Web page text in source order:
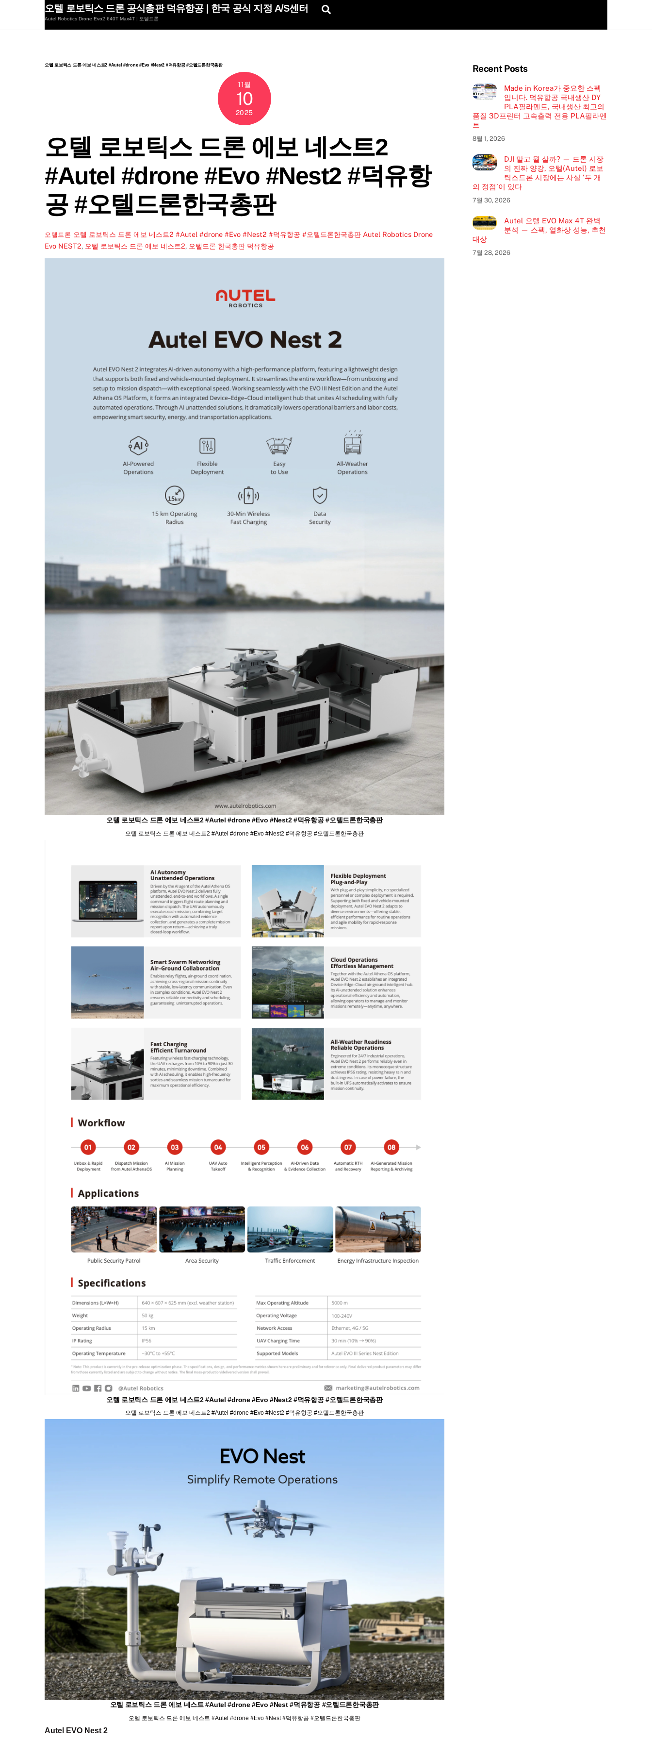
오텔 로보틱스 드론 공식총판 덕유항공 | 한국 공식 지정 A/S센터
Autel Robotics Drone Evo2 640T Max4T | 오텔드론
오텔 로보틱스 드론 에보 네스트2 #Autel #drone #Evo #Nest2 #덕유항공 #오텔드론한국총판
11월
10
2025
오텔 로보틱스 드론 에보 네스트2
#Autel #drone #Evo #Nest2 #덕유항
공 #오텔드론한국총판
오텔드론 오텔 로보틱스 드론 에보 네스트2 #Autel #drone #Evo #Nest2 #덕유항공 #오텔드론한국총판 Autel Robotics Drone
Evo NEST2, 오텔 로보틱스 드론 에보 네스트2, 오텔드론 한국총판 덕유항공
오텔 로보틱스 드론 에보 네스트2 #Autel #drone #Evo #Nest2 #덕유항공 #오텔드론한국총판
오텔 로보틱스 드론 에보 네스트2 #Autel #drone #Evo #Nest2 #덕유항공 #오텔드론한국총판
오텔 로보틱스 드론 에보 네스트2 #Autel #drone #Evo #Nest2 #덕유항공 #오텔드론한국총판
오텔 로보틱스 드론 에보 네스트2 #Autel #drone #Evo #Nest2 #덕유항공 #오텔드론한국총판
오텔 로보틱스 드론 에보 네스트 #Autel #drone #Evo #Nest #덕유항공 #오텔드론한국총판
오텔 로보틱스 드론 에보 네스트 #Autel #drone #Evo #Nest #덕유항공 #오텔드론한국총판
Autel EVO Nest 2
Recent Posts
Made in Korea가 중요한 스펙
입니다. 덕유항공 국내생산 DY
PLA필라멘트, 국내생산 최고의
품질 3D프린터 고속출력 전용 PLA필라멘
트
8월 1, 2026
DJI 말고 뭘 살까? — 드론 시장
의 진짜 양강, 오텔(Autel) 로보
틱스드론 시장에는 사실 ‘두 개
의 정점’이 있다
7월 30, 2026
Autel 오텔 EVO Max 4T 완벽
분석 — 스펙, 열화상 성능, 추천
대상
7월 28, 2026